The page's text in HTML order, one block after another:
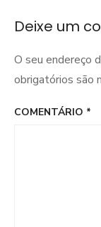
Deixe um
O seu endereço
obrigatórios são
COMENTÁRIO *